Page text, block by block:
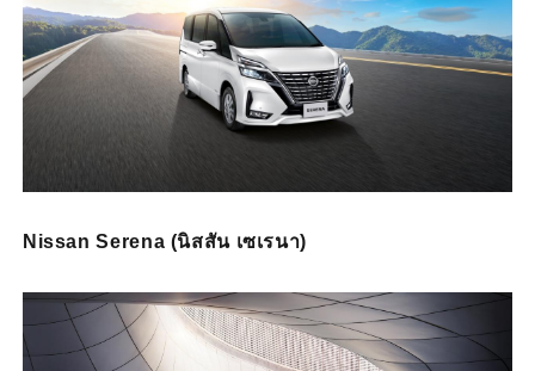
Nissan Serena (นิสสัน เซเรนา)